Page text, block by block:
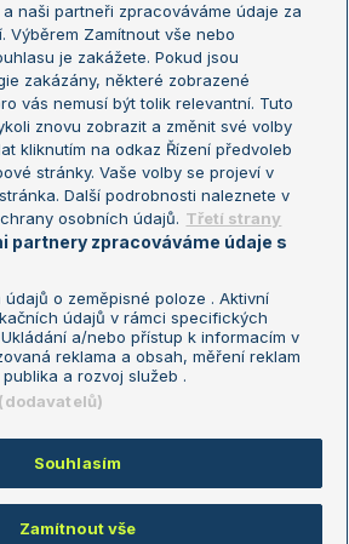
US Open
Turnaj mistrů
Turnaj mistryň
Nastavení soukromí
Reklama
Informace o zpracování osobních
údajů
Využíváme zpravodajství ČTK.
naši partneři zpracováváme údaje za
Výběrem Zamítnout vše nebo
je zakážete. Pokud jsou
zakázány, některé zobrazené
vás nemusí být tolik relevantní. Tuto
znovu zobrazit a změnit své volby
kliknutím na odkaz Řízení předvoleb
stránky. Vaše volby se projeví v
Další podrobnosti naleznete v
osobních údajů. Třetí strany
partnery zpracováváme údaje s
o zeměpisné poloze . Aktivní
údajů v rámci specifických
a/nebo přístup k informacím v
reklama a obsah, měření reklam
a rozvoj služeb .
Souhlasím
Zamítnout vše